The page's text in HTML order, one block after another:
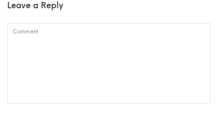
Leave a Reply